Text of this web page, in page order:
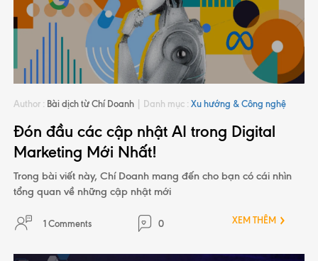
Author : Bài dịch từ Chí Doanh| Danh mục : Xu hướng & Công nghệ
Đón đầu các cập nhật AI trong Digital
Marketing Mới Nhất!
Trong bài viết này, Chí Doanh mang đến cho bạn có cái nhìn
tổng quan về những cập nhật mới
1 Comments 0 XEM THÊM